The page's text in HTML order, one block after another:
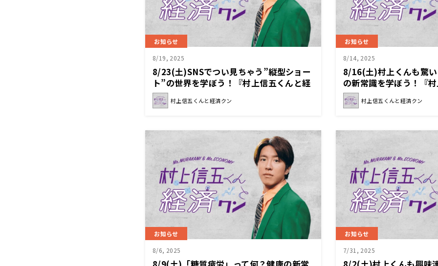
お知らせ
8/19, 2025
8/23(土)SNSでつい見ちゃう”縦型ショー
ト”の世界を学ぼう！『村上信五くんと経
済クン』
村上信五くんと経済クン
お知らせ
8/14, 2025
8/16(土)村上くんも驚
の新常識を学ぼう！『
済クン』
村上信五くんと経済クン
お知らせ
8/6, 2025
お知らせ
7/31, 2025